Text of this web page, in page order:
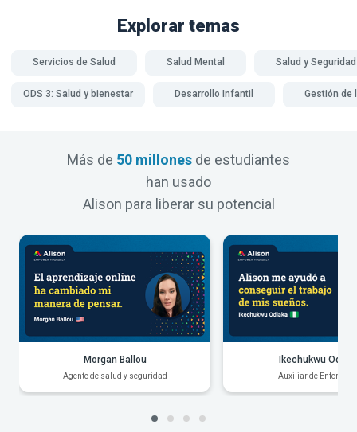
Explorar temas
Servicios de Salud Salud Mental Salud y Seguridad
ODS 3: Salud y bienestar Desarrollo Infantil Gestión de
Más de 50 millones de estudiantes
han usado
Alison para liberar su potencial
Morgan Ballou
Agente de salud y seguridad
Ikechukwu
Auxiliar de